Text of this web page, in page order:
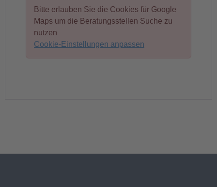
Bitte erlauben Sie die Cookies für Google
Maps um die Beratungsstellen Suche zu
nutzen
Cookie-Einstellungen anpassen